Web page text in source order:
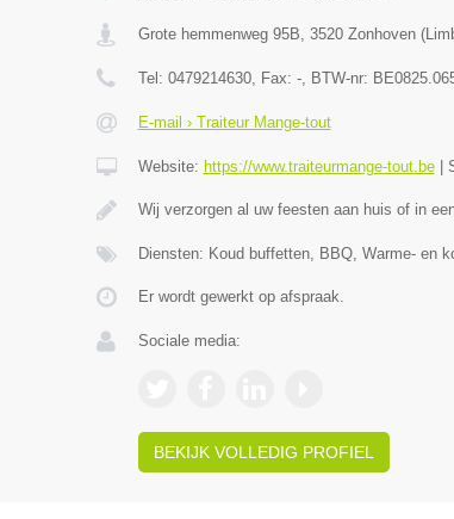
Grote hemmenweg 95B, 3520 Zonhoven(
Tel: 0479214630, Fax: -, BTW-nr:
E-mail › Traiteur Mange-tout
Website: https://www.traiteurmange-tout.be|
Wij verzorgen al uw feesten aan huis of in
Diensten: Koud buffetten, BBQ, Warme- en
Er wordt gewerkt op afspraak.
Sociale media:
BEKIJK VOLLEDIG PROFIEL